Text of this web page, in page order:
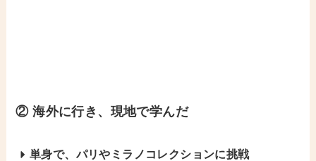
② 海外に行き、現地で学んだ
単身で、パリやミラノコレクションに挑戦